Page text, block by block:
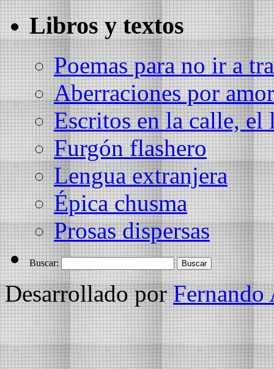
Libros y textos
Poemas para no ir a
Aberraciones por amor
Escritos en la calle, el
Furgón flashero
Lengua extranjera
Épica chusma
Prosas dispersas
Buscar:
Desarrollado porFernando